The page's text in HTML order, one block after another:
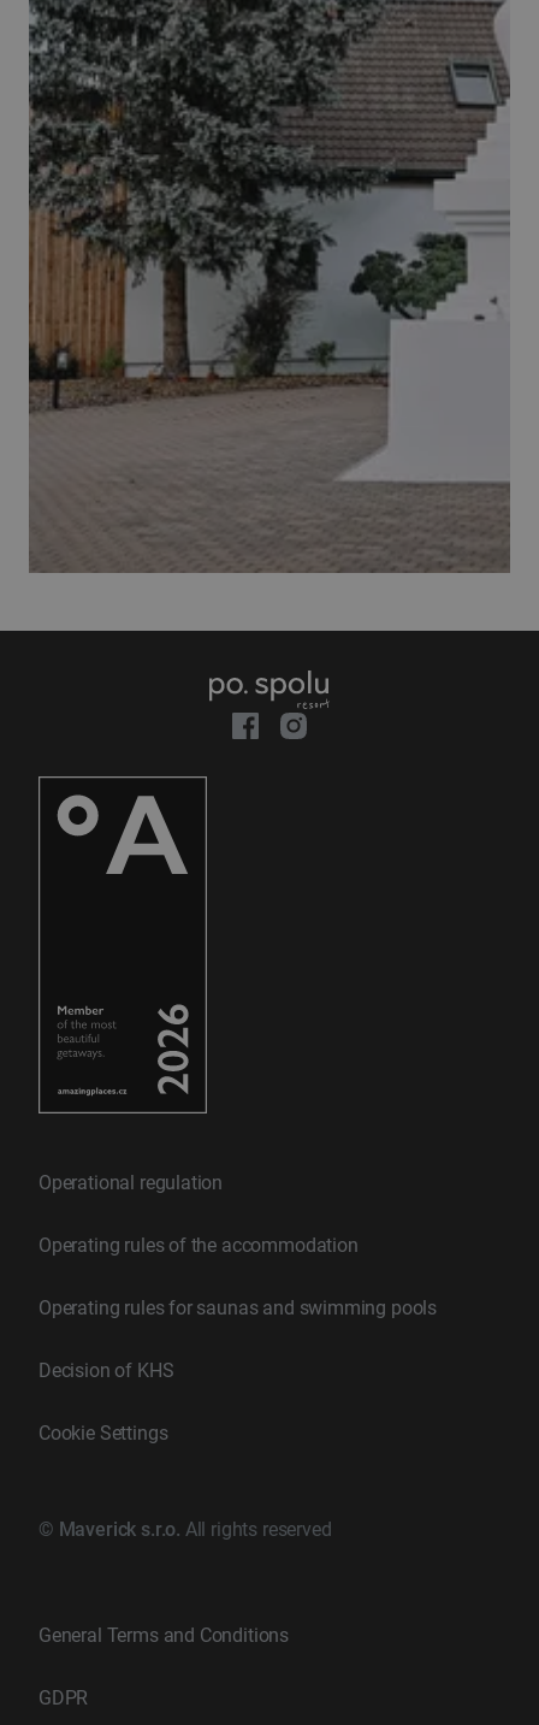
Operational regulation
Operating rules of the accommodation
Operating rules for saunas and swimming pools
Decision of KHS
Cookie Settings
© Maverick s.r.o. All rights reserved
General Terms and Conditions
GDPR